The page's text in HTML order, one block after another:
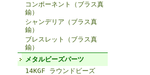
コンポーネント（ブラス真
鍮）
シャンデリア（ブラス真
鍮）
ブレスレット（ブラス真
鍮）
メタルビーズパーツ
14KGF ラウンドビーズ